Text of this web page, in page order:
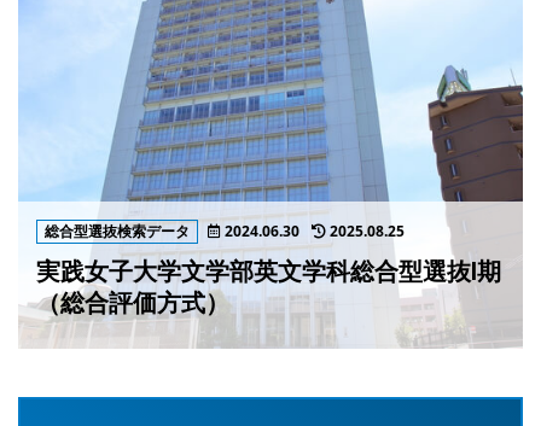
総合型選抜検索データ 2024.06.30 2025.08.25
実践女子大学文学部英文学科総合型選抜Ⅰ期
（総合評価方式）